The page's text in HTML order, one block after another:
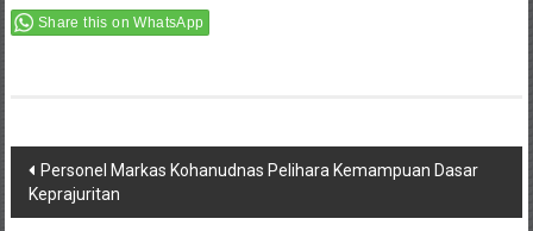
Share this on WhatsApp
Post
navigation
Personel Markas Kohanudnas Pelihara Kemampuan Dasar
Keprajuritan